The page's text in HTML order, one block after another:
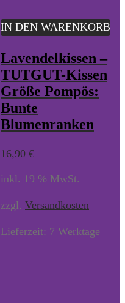
IN DEN WARENKORB
Lavendelkissen –
TUTGUT-Kissen
Größe Pompös:
Bunte
Blumenranken
16,90 €
inkl. 19 % MwSt.
zzgl. Versandkosten
Lieferzeit: 7 Werktage